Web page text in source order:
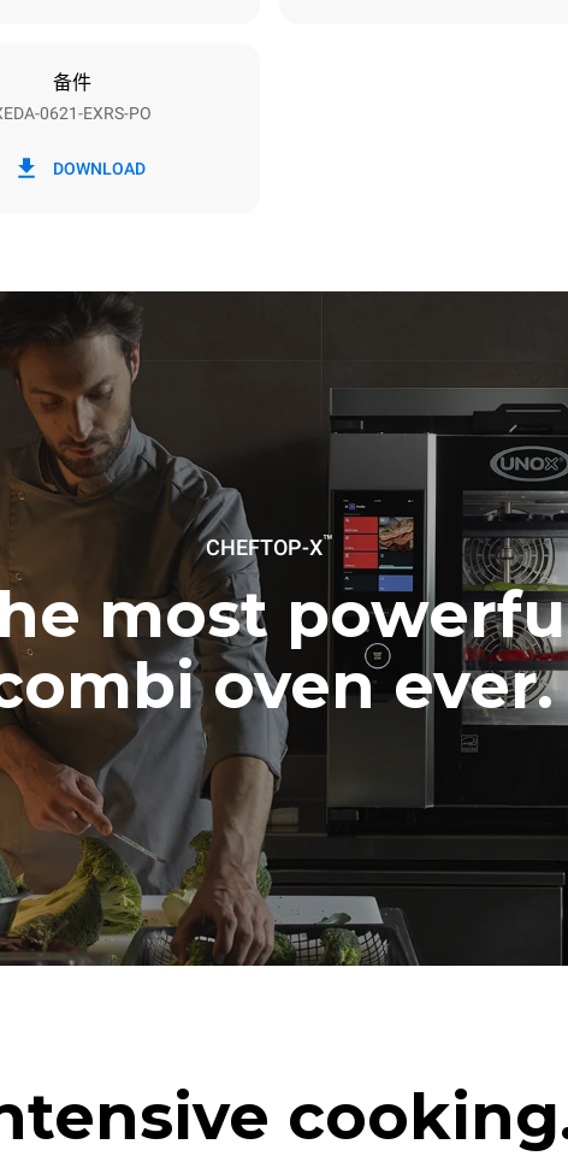
下清洗程序(52 周/年)：
备件
0621-EXRS-PO
DOWNLOAD
CHEFTOP-X™
most
oven ever.